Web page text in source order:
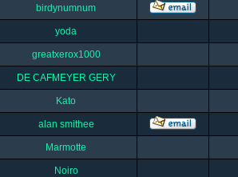
birdynumnum
yoda
greatxerox1000
DE CAFMEYER GERY
Kato
alan smithee
Marmotte
Noiro